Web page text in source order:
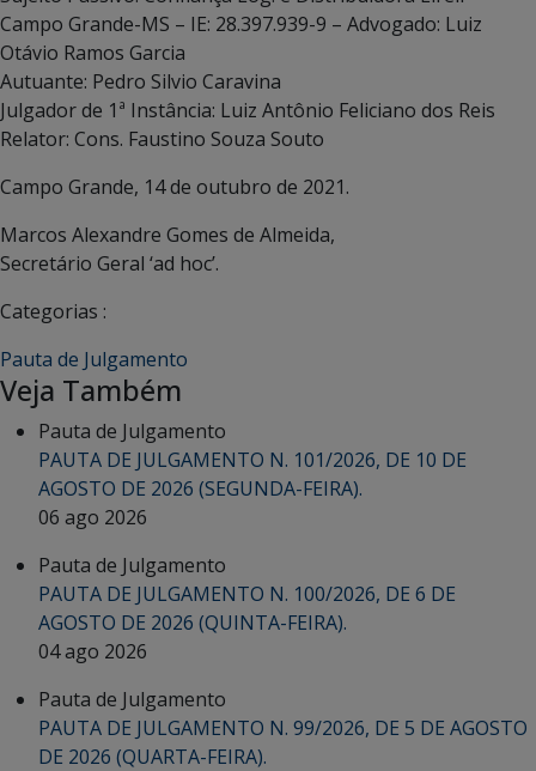
Campo Grande-MS – IE: 28.397.939-9 – Advogado: Luiz
Otávio Ramos Garcia
Autuante: Pedro Silvio Caravina
Julgador de 1ª Instância: Luiz Antônio Feliciano dos Reis
Relator: Cons. Faustino Souza Souto
Campo Grande, 14 de outubro de 2021.
Marcos Alexandre Gomes de Almeida,
Secretário Geral ‘ad hoc’.
Categorias :
Pauta de Julgamento
Veja Também
Pauta de Julgamento
PAUTA DE JULGAMENTO N. 101/2026, DE 10 DE
AGOSTO DE 2026 (SEGUNDA-FEIRA).
06 ago 2026
Pauta de Julgamento
PAUTA DE JULGAMENTO N. 100/2026, DE 6 DE
AGOSTO DE 2026 (QUINTA-FEIRA).
04 ago 2026
Pauta de Julgamento
PAUTA DE JULGAMENTO N. 99/2026, DE 5 DE AGOSTO
DE 2026 (QUARTA-FEIRA).